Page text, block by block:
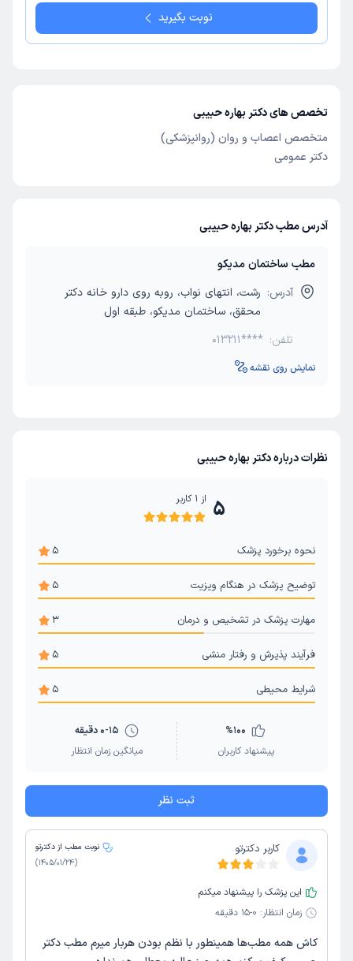
نوبت بگیرید
تخصص های دکتر بهاره حبیبی
متخصص اعصاب و روان (روانپزشکی)
دکتر عمومی
آدرس مطب دکتر بهاره حبیبی
مطب ساختمان مدیکو
آدرس: رشت، انتهای نواب، روبه روی دارو خانه دکتر
محقق، ساختمان مدیکو، طبقه اول
تلفن: 013211****
نمایش روی نقشه
نظرات درباره دکتر بهاره حبیبی
5 از 1 کاربر
نحوه برخورد پزشک 5
توضیح پزشک در هنگام ویزیت 5
مهارت پزشک در تشخیص و درمان 3
فرآیند پذیرش و رفتار منشی 5
شرایط محیطی 5
%100
پیشنهاد کاربران
0-15 دقیقه
میانگین زمان انتظار
ثبت نظر
کاربر دکترتو
نوبت مطب از دکترتو
(
1405/01/24
)
این پزشک را پیشنهاد میکنم
زمان انتظار: 0-15 دقیقه
کاش همه مطب‌ها همینطور با نظم بودن هربار میرم مطب دکتر